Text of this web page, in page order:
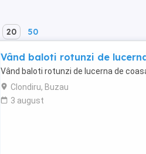
20 50
Vând baloti rotunzi de
Vând baloti rotunzi de lucerna de
Clondiru, Buzau
3 august